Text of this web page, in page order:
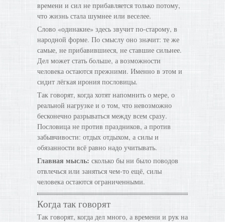
времени и сил не прибавляется только потому,
что жизнь стала шумнее или веселее.
Слово «одинакие» здесь звучит по-старому, в
народной форме. По смыслу оно значит: те же
самые, не прибавившиеся, не ставшие сильнее.
Дел может стать больше, а возможности
человека остаются прежними. Именно в этом и
сидит лёгкая ирония пословицы.
Так говорят, когда хотят напомнить о мере, о
реальной нагрузке и о том, что невозможно
бесконечно разрываться между всем сразу.
Пословица не против праздников, а против
забывчивости: отдых отдыхом, а силы и
обязанности всё равно надо учитывать.
Главная мысль: сколько бы ни было поводов
отвлечься или заняться чем-то ещё, силы
человека остаются ограниченными.
Когда так говорят
Так говорят, когда дел много, а времени и рук на